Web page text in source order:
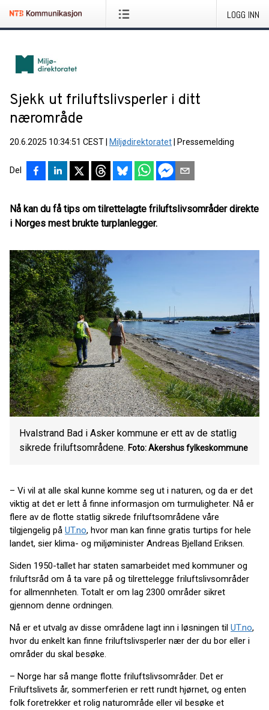
LOGG INN
Sjekk ut friluftslivsperler i ditt
nærområde
20.6.2025 10:34:51 CEST Miljødirektoratet Pressemelding
Del
Nå kan du få tips om tilrettelagte friluftslivsområder direkte
i Norges mest brukte turplanlegger.
Hvalstrand Bad i Asker kommune er ett av de statlig
sikrede friluftsområdene. Foto: Akershus fylkeskommune
– Vi vil at alle skal kunne komme seg ut i naturen, og da er det
viktig at det er lett å finne informasjon om turmuligheter. Nå er
flere av de flotte statlig sikrede friluftsområdene våre
tilgjengelig på UT.no, hvor man kan finne gratis turtips for hele
landet, sier klima- og miljøminister Andreas Bjelland Eriksen.
Siden 1950-tallet har staten samarbeidet med kommuner og
friluftsråd om å ta vare på og tilrettelegge friluftslivsområder
for allmennheten. Totalt er om lag 2300 områder sikret
gjennom denne ordningen.
Nå er et utvalg av disse områdene lagt inn i løsningen til UT.no,
hvor du enkelt kan finne friluftslivsperler nær der du bor eller i
områder du skal besøke.
– Norge har så mange flotte friluftslivsområder. Det er
Friluftslivets år, sommerferien er rett rundt hjørnet, og enten
folk foretrekker et rolig naturområde eller vil besøke et